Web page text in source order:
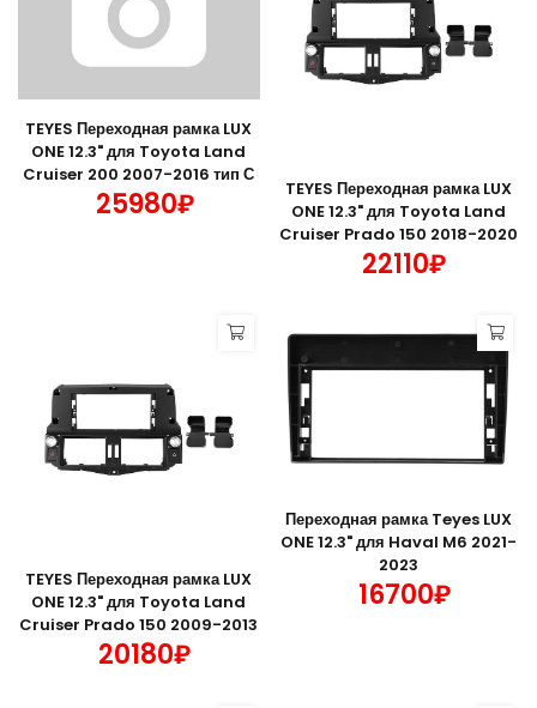
TEYES Переходная рамка LUX
ONE 12.3" для Toyota Land
Cruiser 200 2007-2016 тип С
25980₽
TEYES Переходная рамка LUX
ONE 12.3" для Toyota Land
Cruiser Prado 150 2018-2020
22110₽
TEYES Переходная рамка LUX
ONE 12.3" для Toyota Land
Cruiser Prado 150 2009-2013
20180₽
Переходная рамка Teyes LUX
ONE 12.3" для Haval M6 2021-
2023
16700₽